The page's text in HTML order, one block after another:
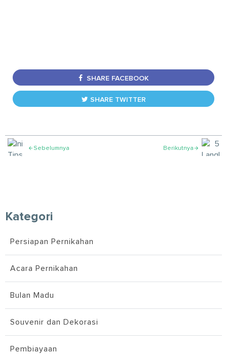
SHARE FACEBOOK
SHARE TWITTER
Sebelumnya Berikutnya
Kategori
Persiapan Pernikahan
Acara Pernikahan
Bulan Madu
Souvenir dan Dekorasi
Pembiayaan